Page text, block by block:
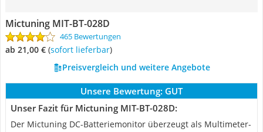
Mictuning MIT-BT-028D
465 Bewertungen
ab 21,00 € ( Sofort lieferbar)
Preisvergleich und weitere Angebote
Unsere Bewertung: GUT
Unser Fazit für Mictuning MIT-BT-028D:
Der Mictuning DC-Batteriemonitor überzeugt als Multimeter-